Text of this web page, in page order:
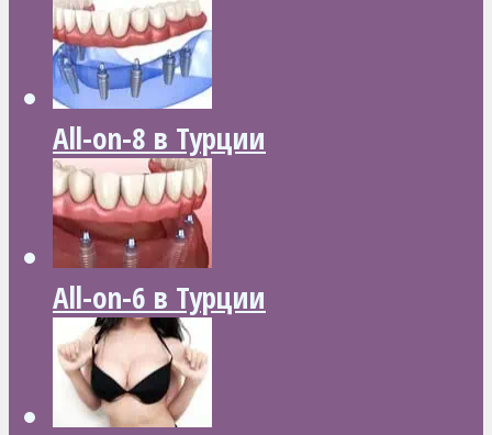
All-on-8 в Турции
All-on-6 в Турции